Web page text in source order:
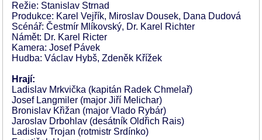
Režie: Stanislav Strnad
Produkce: Karel Vejřík, Miroslav Dousek, Dana Dudová
Scénář: Čestmír Mlíkovský, Dr. Karel Richter
Námět: Dr. Karel Ricter
Kamera: Josef Pávek
Hudba: Václav Hybš, Zdeněk Křížek
Hrají:
Ladislav Mrkvička (kapitán Radek Chmelař)
Josef Langmiler (major Jiří Melichar)
Bronislav Křižan (major Vlado Rybár)
Jaroslav Drbohlav (desátník Oldřich Rais)
Ladislav Trojan (rotmistr Srdínko)